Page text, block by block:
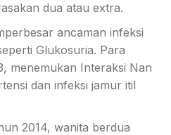
dua atau extra.
ancaman infeksi
Glukosuria. Para
menemukan Interaksi Nan
dan infeksi jamur itil
2014, wanita berdua